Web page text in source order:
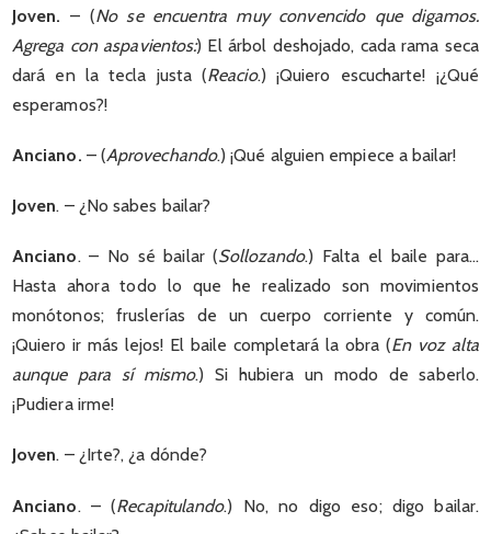
Joven. – (No se encuentra muy convencido que digamos.
Agrega con aspavientos:) El árbol deshojado, cada rama seca
dará en la tecla justa (Reacio.) ¡Quiero escucharte! ¡¿Qué
esperamos?!
Anciano. – (Aprovechando.) ¡Qué alguien empiece a bailar!
Joven. – ¿No sabes bailar?
Anciano. – No sé bailar (Sollozando.) Falta el baile para…
Hasta ahora todo lo que he realizado son movimientos
monótonos; fruslerías de un cuerpo corriente y común.
¡Quiero ir más lejos! El baile completará la obra (En voz alta
aunque para sí mismo.) Si hubiera un modo de saberlo.
¡Pudiera irme!
Joven. – ¿Irte?, ¿a dónde?
Anciano. – (Recapitulando.) No, no digo eso; digo bailar.